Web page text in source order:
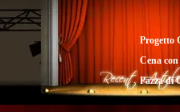
Progetto
Cena
Pazza di